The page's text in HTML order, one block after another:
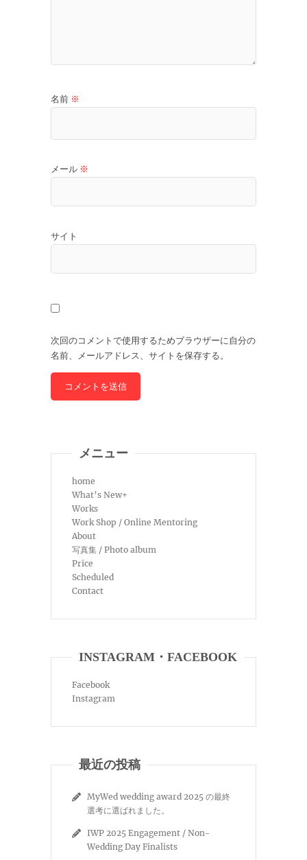
名前 ※
メール ※
サイト
次回のコメントで使用するためブラウザーに自分の
名前、メールアドレス、サイトを保存する。
メニュー
home
What’s New+
Works
Work Shop / Online Mentoring
About
写真集 / Photo album
Price
Scheduled
Contact
INSTAGRAM・FACEBOOK
Facebook
Instagram
最近の投稿
MyWed wedding award 2025 の最終
選考に選ばれました。
IWP 2025 Engagement / Non-
Wedding Day Finalists